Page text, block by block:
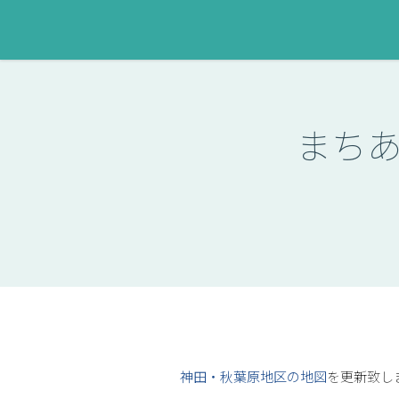
まち
神田・秋葉原地区の地図を更新致し